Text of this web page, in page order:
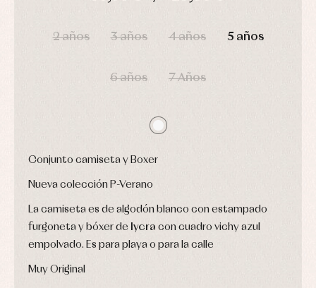
2 años 3 años 4 años 5 años
6 años 7 Años
Conjunto camiseta y Boxer
Nueva colección P-Verano
La camiseta es de algodón blanco con estampado
furgoneta y bóxer de lycra con cuadro vichy azul
empolvado. Es para playa o para la calle
Muy Original
de
de
baño